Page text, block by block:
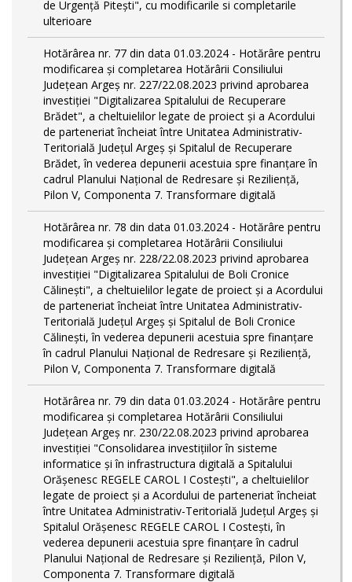
de Urgență Pitești", cu modificarile si completarile
ulterioare
Hotărârea nr. 77 din data 01.03.2024 - Hotărâre pentru
modificarea și completarea Hotărârii Consiliului
Județean Argeș nr. 227/22.08.2023 privind aprobarea
investiției "Digitalizarea Spitalului de Recuperare
Brădet", a cheltuielilor legate de proiect și a Acordului
de parteneriat încheiat între Unitatea Administrativ-
Teritorială Județul Argeș și Spitalul de Recuperare
Brădet, în vederea depunerii acestuia spre finanțare în
cadrul Planului Național de Redresare și Reziliență,
Pilon V, Componenta 7. Transformare digitală
Hotărârea nr. 78 din data 01.03.2024 - Hotărâre pentru
modificarea și completarea Hotărârii Consiliului
Județean Argeș nr. 228/22.08.2023 privind aprobarea
investiției "Digitalizarea Spitalului de Boli Cronice
Călinești", a cheltuielilor legate de proiect și a Acordului
de parteneriat încheiat între Unitatea Administrativ-
Teritorială Județul Argeș și Spitalul de Boli Cronice
Călinești, în vederea depunerii acestuia spre finanțare
în cadrul Planului Național de Redresare și Reziliență,
Pilon V, Componenta 7. Transformare digitală
Hotărârea nr. 79 din data 01.03.2024 - Hotărâre pentru
modificarea și completarea Hotărârii Consiliului
Județean Argeș nr. 230/22.08.2023 privind aprobarea
investiției "Consolidarea investițiilor în sisteme
informatice și în infrastructura digitală a Spitalului
Orășenesc REGELE CAROL I Costești", a cheltuielilor
legate de proiect și a Acordului de parteneriat încheiat
între Unitatea Administrativ-Teritorială Județul Argeș și
Spitalul Orășenesc REGELE CAROL I Costești, în
vederea depunerii acestuia spre finanțare în cadrul
Planului Național de Redresare și Reziliență, Pilon V,
Componenta 7. Transformare digitală